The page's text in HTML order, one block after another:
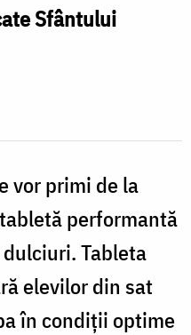
Sfântului
vor primi de la
performantă
Tableta
elevilor din sat
în condiții optime